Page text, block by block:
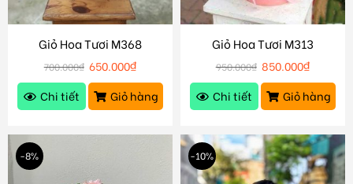
Giỏ Hoa Tươi M368
700.000₫ 650.000₫
Chi tiết
Giỏ hàng
Giỏ Hoa Tươi M313
950.000₫ 850.000₫
Chi tiết
Giỏ hàng
-8% -10%